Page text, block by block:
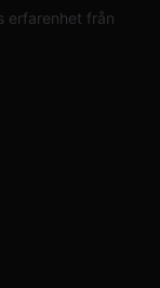
erfarenhet från